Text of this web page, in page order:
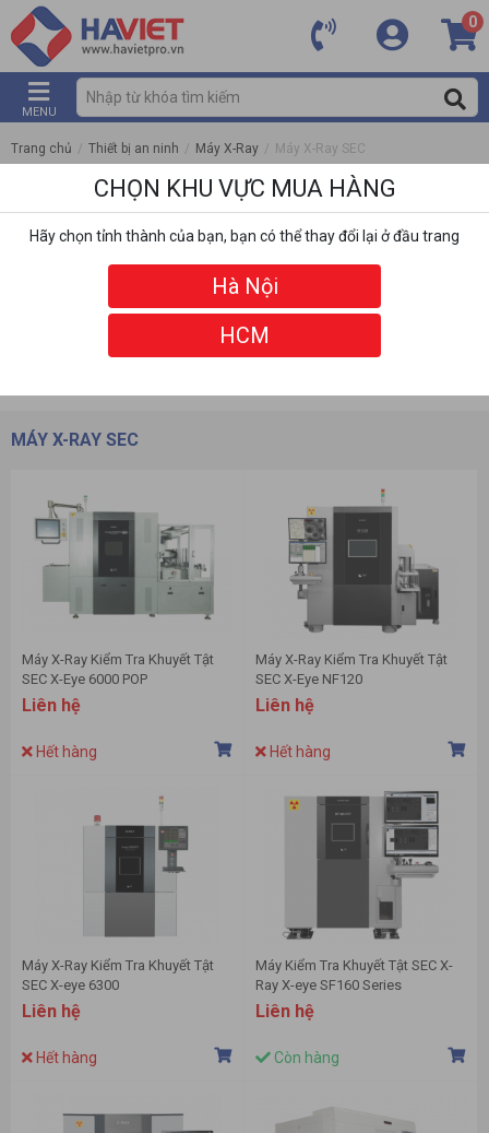
0
MENU
Trang chủ / Thiết bị an ninh / Máy X-Ray / Máy X-Ray SEC
MÁY X-RAY SEC
Máy X-Ray Kiểm Tra Khuyết Tật
SEC X-Eye 6000 POP
Liên hệ
Hết hàng
Máy X-Ray Kiểm Tra Khuyết Tật
SEC X-Eye NF120
Liên hệ
Hết hàng
Máy X-Ray Kiểm Tra Khuyết Tật
SEC X-eye 6300
Liên hệ
Hết hàng
Máy Kiểm Tra Khuyết Tật SEC X-
Ray X-eye SF160 Series
Liên hệ
Còn hàng
CHỌN KHU VỰC MUA HÀNG
Hãy chọn tỉnh thành của bạn, bạn có thể thay đổi lại ở đầu trang
Hà Nội
HCM